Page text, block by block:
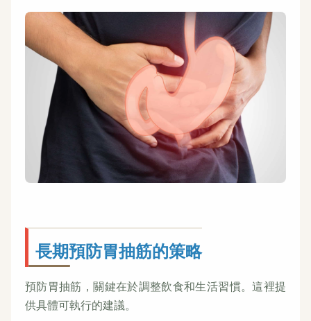
長期預防胃抽筋的策略
預防胃抽筋，關鍵在於調整飲食和生活習慣。這裡提
供具體可執行的建議。